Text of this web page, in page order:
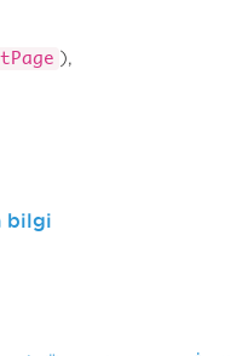
),
bilgi